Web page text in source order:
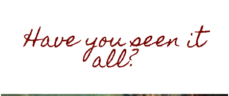
Have you seen it
all?